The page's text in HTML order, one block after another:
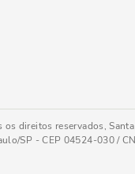
os direitos reservados,
SP - CEP 04524-030 /